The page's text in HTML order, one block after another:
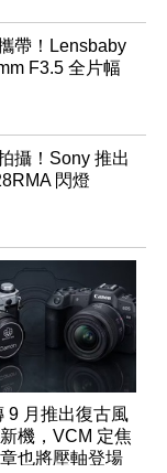
帶！Lensbaby
F3.5 全片幅
攝！Sony 推出
閃燈
9 月推出復古風
機，VCM 定焦
也將壓軸登場